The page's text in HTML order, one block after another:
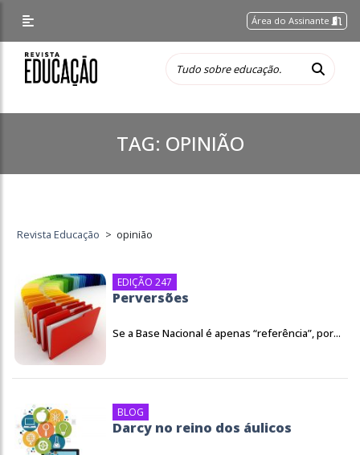
Área do Assinante
TAG: OPINIÃO
Revista Educação > opinião
EDIÇÃO 247
Perversões
Se a Base Nacional é apenas “referência”, por...
BLOG
Darcy no reino dos áulicos